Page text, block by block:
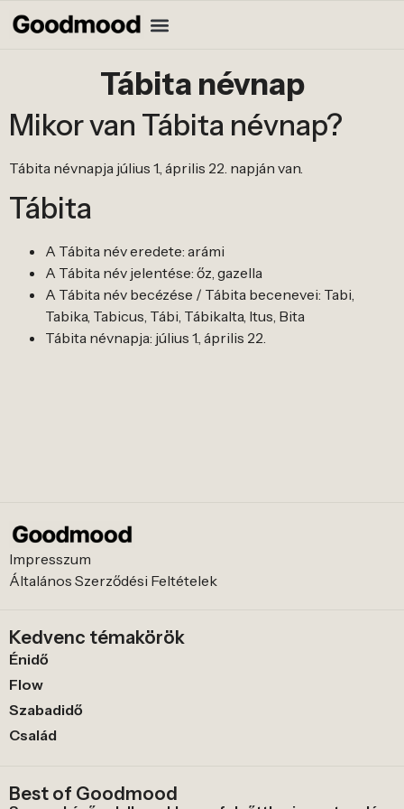
Tábita névnap
Mikor van Tábita névnap?
Tábita névnapja július 1., április 22. napján van.
Tábita
A Tábita név eredete: arámi
A Tábita név jelentése: őz, gazella
A Tábita név becézése / Tábita becenevei: Tabi,
Tabika, Tabicus, Tábi, TábikaIta, Itus, Bita
Tábita névnapja: július 1., április 22.
Impresszum
Általános Szerződési Feltételek
Kedvenc témakörök
Énidő
Flow
Szabadidő
Család
Best of Goodmood